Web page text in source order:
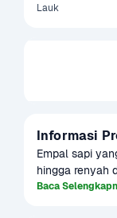
Lauk
Informasi
Empal sapi
hingga renyah
Empal Kriuk
Baca